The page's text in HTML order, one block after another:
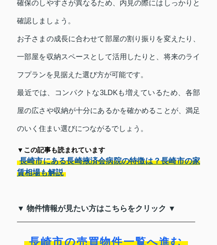
確保のしやすさが異なるため、内見の際にはしっかりと
確認しましょう。
お子さまの成長に合わせて部屋の割り振りを変えたり、
一部屋を収納スペースとして活用したりと、将来のライ
フプランを見据えた選び方が可能です。
最近では、コンパクトな3LDKも増えているため、各部
屋の広さや収納が十分にあるかを確かめることが、満足
のいく住まい選びにつながるでしょう。
▼この記事も読まれています
長崎市にある長崎掖済会病院の特徴は？長崎市の家
賃相場も解説
▼ 物件情報が見たい方はこちらをクリック ▼
長崎市の売買物件一覧へ進む